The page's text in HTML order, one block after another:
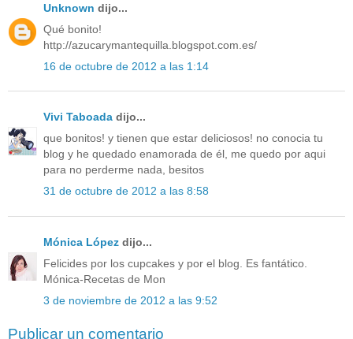
Unknown dijo...
Qué bonito!
http://azucarymantequilla.blogspot.com.es/
16 de octubre de 2012 a las 1:14
Vivi Taboada dijo...
que bonitos! y tienen que estar deliciosos! no conocia tu
blog y he quedado enamorada de él, me quedo por aqui
para no perderme nada, besitos
31 de octubre de 2012 a las 8:58
Mónica López dijo...
Felicides por los cupcakes y por el blog. Es fantático.
Mónica-Recetas de Mon
3 de noviembre de 2012 a las 9:52
Publicar un comentario